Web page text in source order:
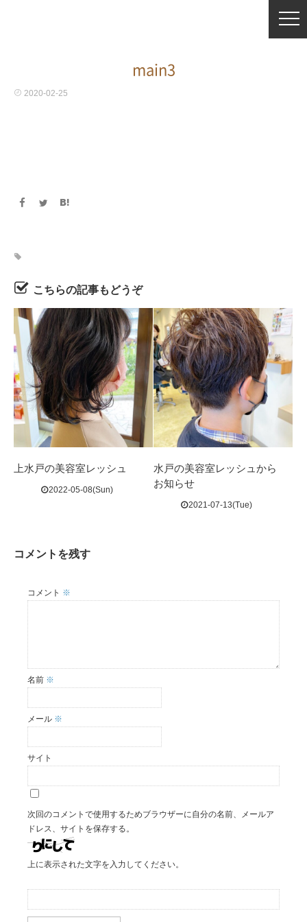
main3
2020-02-25
こちらの記事もどうぞ
上水戸の美容室レッシュ
2022-05-08(Sun)
水戸の美容室レッシュから
お知らせ
2021-07-13(Tue)
コメントを残す
コメント ※
名前 ※
メール ※
サイト
次回のコメントで使用するためブラウザーに自分の名前、メールア
ドレス、サイトを保存する。
上に表示された文字を入力してください。